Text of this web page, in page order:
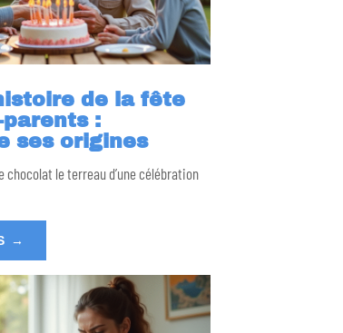
de la fête
:
ses origines
chocolat le terreau d’une célébration